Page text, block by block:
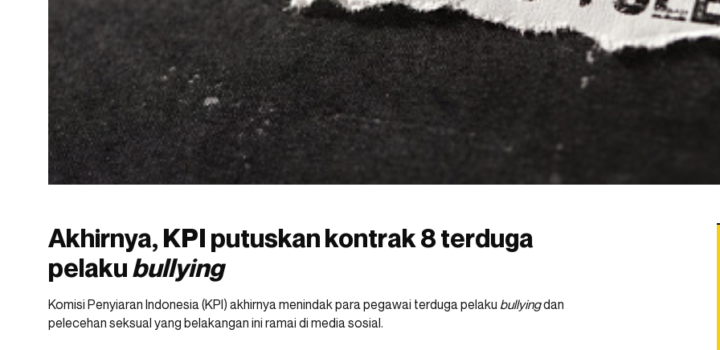
Akhirnya, KPI putuskan kontrak 8 terduga
pelakubullying
Komisi Penyiaran Indonesia (KPI) akhirnya menindak para pegawai terduga pelaku bullyingdan
pelecehan seksual yang belakangan ini ramai di media sosial.